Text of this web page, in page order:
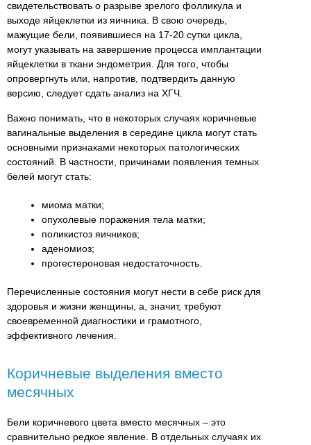
свидетельствовать о разрыве зрелого фолликула и
выходе яйцеклетки из яичника. В свою очередь,
мажущие бели, появившиеся на 17-20 сутки цикла,
могут указывать на завершение процесса имплантации
яйцеклетки в ткани эндометрия. Для того, чтобы
опровергнуть или, напротив, подтвердить данную
версию, следует сдать анализ на ХГЧ.
Важно понимать, что в некоторых случаях коричневые
вагинальные выделения в середине цикла могут стать
основными признаками некоторых патологических
состояний. В частности, причинами появления темных
белей могут стать:
миома матки;
опухолевые поражения тела матки;
поликистоз яичников;
аденомиоз;
прогестероновая недостаточность.
Перечисленные состояния могут нести в себе риск для
здоровья и жизни женщины, а, значит, требуют
своевременной диагностики и грамотного,
эффективного лечения.
Коричневые выделения вместо
месячных
Бели коричневого цвета вместо месячных – это
сравнительно редкое явление. В отдельных случаях их